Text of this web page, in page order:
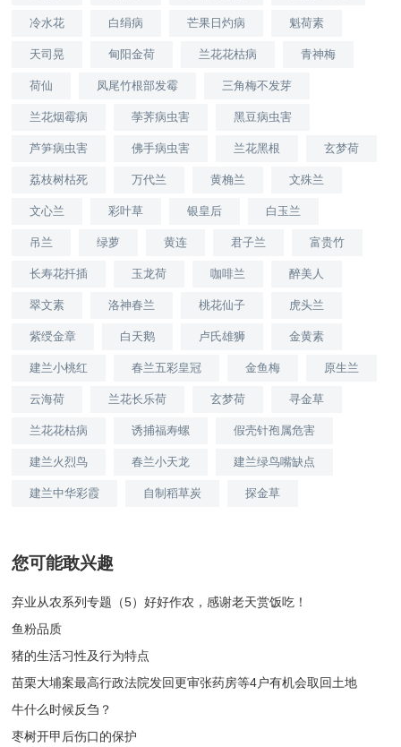
冷水花 白绢病 芒果日灼病 魁荷素
天司晃 甸阳金荷 兰花花枯病 青神梅
荷仙 凤尾竹根部发霉 三角梅不发芽
兰花烟霉病 荸荠病虫害 黑豆病虫害
芦笋病虫害 佛手病虫害 兰花黑根 玄梦荷
荔枝树枯死 万代兰 黄桷兰 文殊兰
文心兰 彩叶草 银皇后 白玉兰
吊兰 绿萝 黄连 君子兰 富贵竹
长寿花扦插 玉龙荷 咖啡兰 醉美人
翠文素 洛神春兰 桃花仙子 虎头兰
紫绶金章 白天鹅 卢氏雄狮 金黄素
建兰小桃红 春兰五彩皇冠 金鱼梅 原生兰
云海荷 兰花长乐荷 玄梦荷 寻金草
兰花花枯病 诱捕福寿螺 假壳针孢属危害
建兰火烈鸟 春兰小天龙 建兰绿鸟嘴缺点
建兰中华彩霞 自制稻草炭 探金草
您可能敢兴趣
弃业从农系列专题（5）好好作农，感谢老天赏饭吃！
鱼粉品质
猪的生活习性及行为特点
苗栗大埔案最高行政法院发回更审张药房等4户有机会取回土地
牛什么时候反刍？
枣树开甲后伤口的保护